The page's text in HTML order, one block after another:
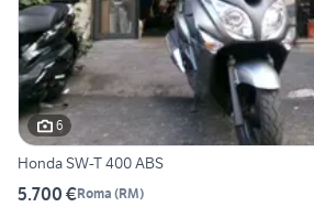
6
Honda SW-T 400 ABS
5.700 €Roma (RM)